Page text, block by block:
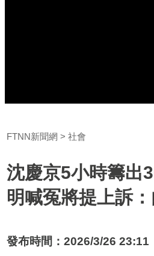
FTNN新聞網 社會
沈慶京5小時籌
明喊冤將提上訴
發布時間：2026/3/26 23:11